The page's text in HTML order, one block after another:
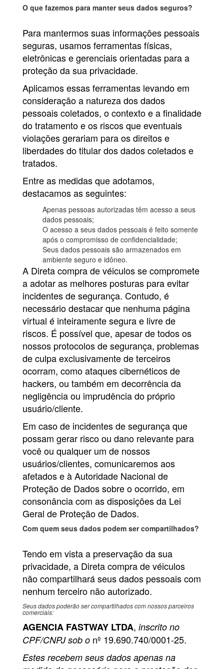
O que fazemos para manter seus dados seguros?
Para mantermos suas informações pessoais
seguras, usamos ferramentas físicas,
eletrônicas e gerenciais orientadas para a
proteção da sua privacidade.
Aplicamos essas ferramentas levando em
consideração a natureza dos dados
pessoais coletados, o contexto e a finalidade
do tratamento e os riscos que eventuais
violações gerariam para os direitos e
liberdades do titular dos dados coletados e
tratados.
Entre as medidas que adotamos,
destacamos as seguintes:
Apenas pessoas autorizadas têm acesso a seus
dados pessoais;
O acesso a seus dados pessoais é feito somente
após o compromisso de confidencialidade;
Seus dados pessoais são armazenados em
ambiente seguro e idôneo.
A Direta compra de véiculos se compromete
a adotar as melhores posturas para evitar
incidentes de segurança. Contudo, é
necessário destacar que nenhuma página
virtual é inteiramente segura e livre de
riscos. É possível que, apesar de todos os
nossos protocolos de segurança, problemas
de culpa exclusivamente de terceiros
ocorram, como ataques cibernéticos de
hackers, ou também em decorrência da
negligência ou imprudência do próprio
usuário/cliente.
Em caso de incidentes de segurança que
possam gerar risco ou dano relevante para
você ou qualquer um de nossos
usuários/clientes, comunicaremos aos
afetados e à Autoridade Nacional de
Proteção de Dados sobre o ocorrido, em
consonância com as disposições da Lei
Geral de Proteção de Dados.
Com quem seus dados podem ser compartilhados?
Tendo em vista a preservação da sua
privacidade, a Direta compra de véiculos
não compartilhará seus dados pessoais com
nenhum terceiro não autorizado.
Seus dados poderão ser compartilhados com nossos parceiros
comerciais:
AGENCIA FASTWAY LTDA, inscrito no
CPF/CNPJ sob o nº 19.690.740/0001-25.
Estes recebem seus dados apenas na